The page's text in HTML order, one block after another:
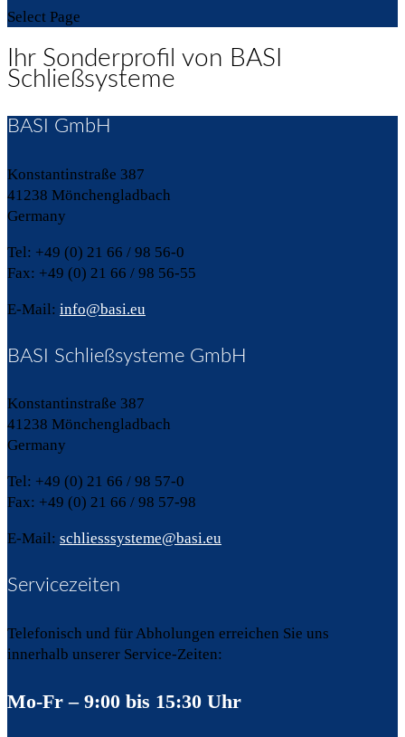
Select Page
Ihr Sonderprofil von BASI
Schließsysteme
BASI GmbH
Konstantinstraße 387
41238 Mönchengladbach
Germany
Tel: +49 (0) 21 66 / 98 56-0
Fax: +49 (0) 21 66 / 98 56-55
E-Mail: info@basi.eu
BASI Schließsysteme GmbH
Konstantinstraße 387
41238 Mönchengladbach
Germany
Tel: +49 (0) 21 66 / 98 57-0
Fax: +49 (0) 21 66 / 98 57-98
E-Mail: schliesssysteme@basi.eu
Servicezeiten
Telefonisch und für Abholungen erreichen Sie uns
innerhalb unserer Service-Zeiten:
Mo-Fr – 9:00 bis 15:30 Uhr